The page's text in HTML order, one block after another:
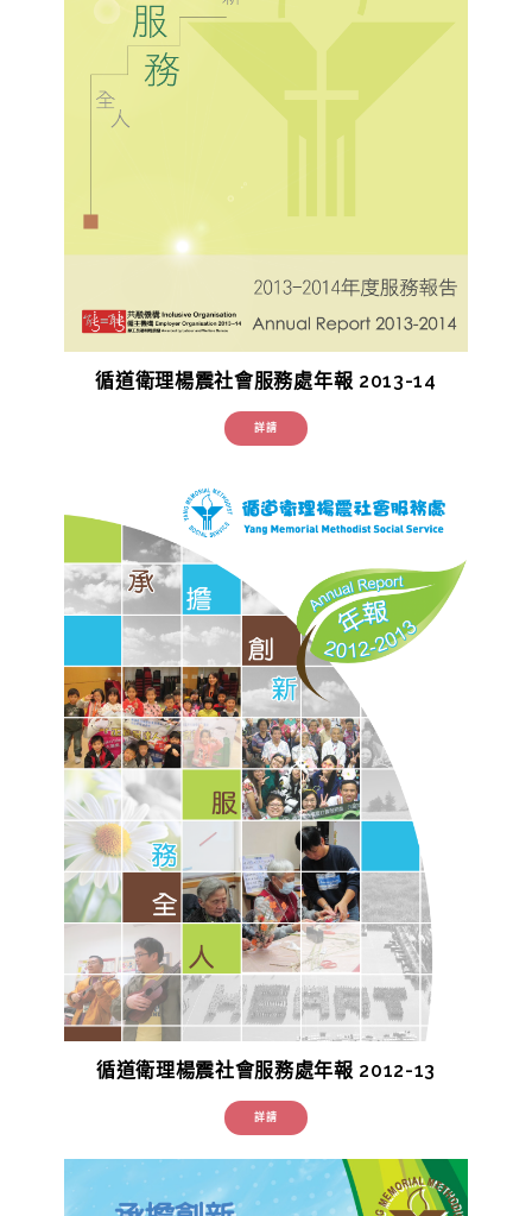
循道衛理楊震社會服務處年報 2013-14
詳請
循道衛理楊震社會服務處年報 2012-13
詳請